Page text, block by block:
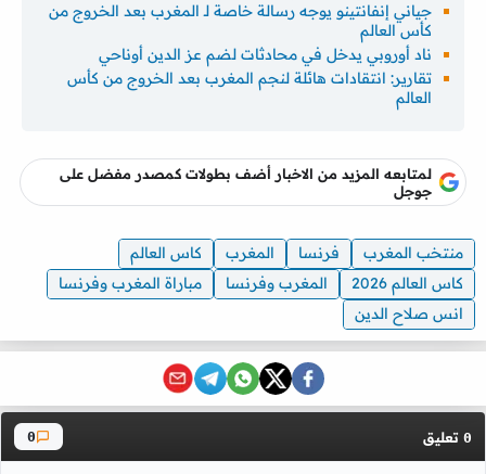
جياني إنفانتينو يوجه رسالة خاصة لـ المغرب بعد الخروج من
كأس العالم
ناد أوروبي يدخل في محادثات لضم عز الدين أوناحي
تقارير: انتقادات هائلة لنجم المغرب بعد الخروج من كأس
العالم
لمتابعه المزيد من الاخبار أضف بطولات كمصدر مفضل على
جوجل
منتخب المغرب فرنسا المغرب
كاس العالم
كاس العالم 2026
المغرب وفرنسا
مباراة المغرب وفرنسا
انس صلاح الدين
0 تعليق 0